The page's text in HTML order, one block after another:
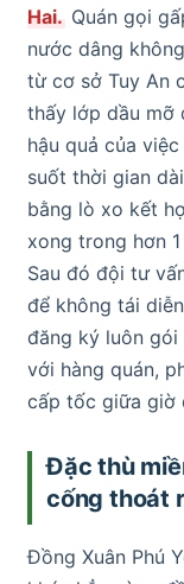
Hai. Quán gọi
nước dâng
từ cơ sở Tuy An
thấy lớp dầu mỡ
hậu quả của
suốt thời gian
bằng lò xo kết
xong trong hơn
Sau đó đội tư
để không tái
đăng ký luôn
với hàng quán,
cấp tốc giữa giờ
Đặc thù
cống thoát
Đồng Xuân Phú